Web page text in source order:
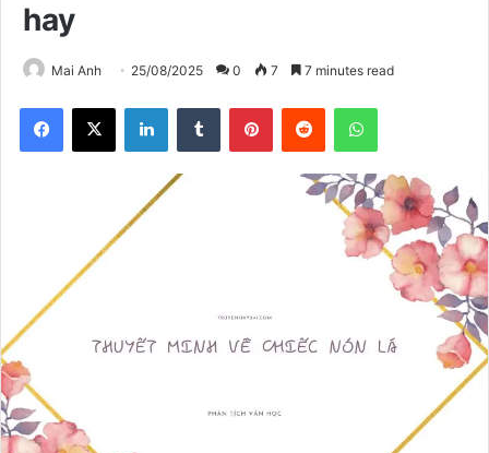
hay
Mai Anh 25/08/2025 0 7 7 minutes read